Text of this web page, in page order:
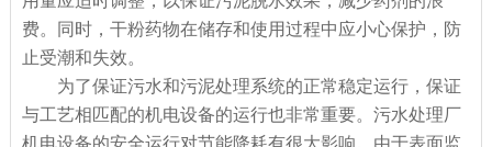
费。同时，干粉药物在储存和使用过程中应小心保护，防
止受潮和失效。
为了保证污水和污泥处理系统的正常稳定运行，保证
与工艺相匹配的机电设备的运行也非常重要。污水处理厂
机电设备的安全运行对节能降耗有很大影响。由于表面监